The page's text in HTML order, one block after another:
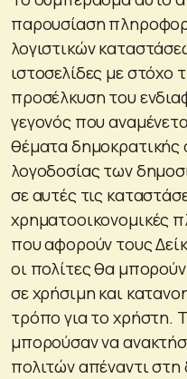
παρουσίαση
λογιστικών
ιστοσελίδες με στόχο
προσέλκυση του
γεγονός που
θέματα δημοκρατικής
λογοδοσίας των
σε αυτές τις
χρηματοοικονομικές
που αφορούν τους
οι πολίτες θα
σε χρήσιμη και
τρόπο για το χρήστη.
μπορούσαν να
πολιτών απέναντι στη